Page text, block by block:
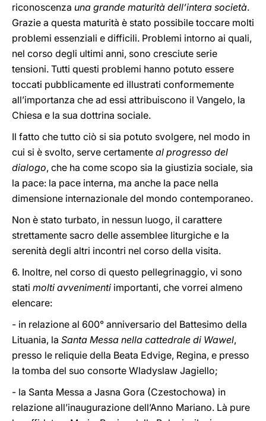
riconoscenza una grande maturità dell’intera società.
Grazie a questa maturità è stato possibile toccare molti
problemi essenziali e difficili. Problemi intorno ai quali,
nel corso degli ultimi anni, sono cresciute serie
tensioni. Tutti questi problemi hanno potuto essere
toccati pubblicamente ed illustrati conformemente
all’importanza che ad essi attribuiscono il Vangelo, la
Chiesa e la sua dottrina sociale.
Il fatto che tutto ciò si sia potuto svolgere, nel modo in
cui si è svolto, serve certamente al progresso del
dialogo, che ha come scopo sia la giustizia sociale, sia
la pace: la pace interna, ma anche la pace nella
dimensione internazionale del mondo contemporaneo.
Non è stato turbato, in nessun luogo, il carattere
strettamente sacro delle assemblee liturgiche e la
serenità degli altri incontri nel corso della visita.
6. Inoltre, nel corso di questo pellegrinaggio, vi sono
stati molti avvenimenti importanti, che vorrei almeno
elencare:
- in relazione al 600° anniversario del Battesimo della
Lituania, la Santa Messa nella cattedrale di Wawel,
presso le reliquie della Beata Edvige, Regina, e presso
la tomba del suo consorte Wladyslaw Jagiello;
- la Santa Messa a Jasna Gora (Czestochowa) in
relazione all’inaugurazione dell’Anno Mariano. Là pure